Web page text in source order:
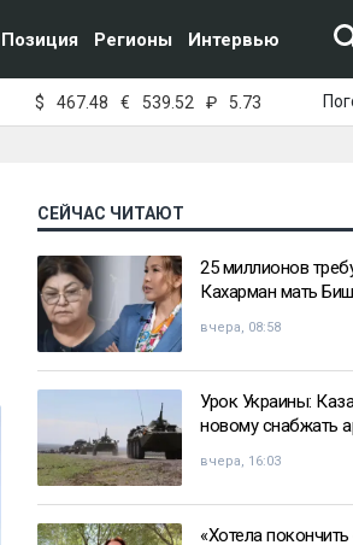
Позиция Регионы Интервью
$ 467.48 € 539.52 ₽ 5.73
СЕЙЧАС ЧИТАЮТ
25 миллионов
Кахарман мать
вчера, 08:58
Урок Украины:
новому снабжать
вчера, 16:03
«Хотела